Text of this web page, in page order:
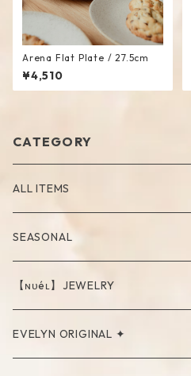
Arena Flat Plate / 27.5cm
¥4,510
CATEGORY
ALL ITEMS
SEASONAL
【ɴᴜéʟ】JEWELRY
PIERCE
EVELYN ORIGINAL ✦